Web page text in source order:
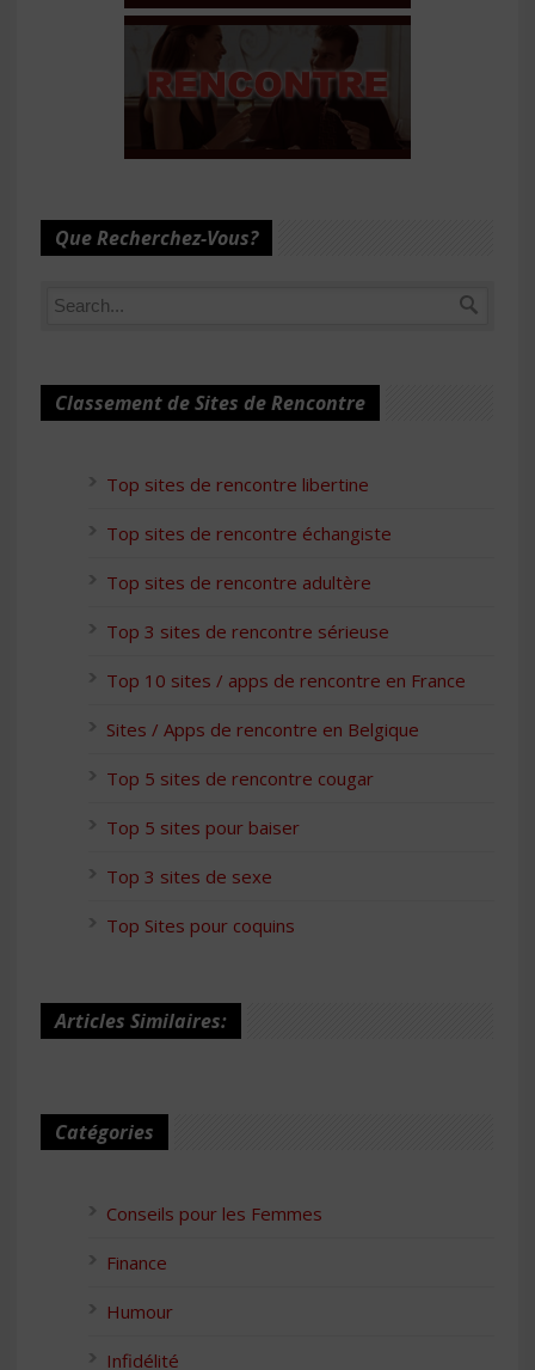
Que Recherchez-Vous?
Classement de Sites de Rencontre
Top sites de rencontre libertine
Top sites de rencontre échangiste
Top sites de rencontre adultère
Top 3 sites de rencontre sérieuse
Top 10 sites / apps de rencontre en France
Sites / Apps de rencontre en Belgique
Top 5 sites de rencontre cougar
Top 5 sites pour baiser
Top 3 sites de sexe
Top Sites pour coquins
Articles Similaires:
Catégories
Conseils pour les Femmes
Finance
Humour
Infidélité